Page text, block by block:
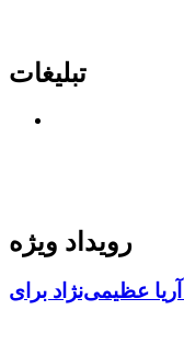
تبلیغات
رویداد ویژه